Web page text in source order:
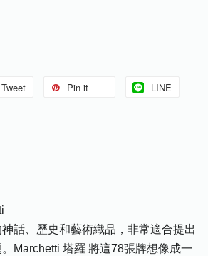
Tweet Pin it LINE
話、歷史和藝術織品，非常適合提出
Marchetti 塔羅 將這78張牌想像成一